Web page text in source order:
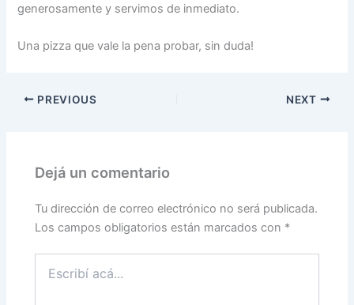
generosamente y servimos de inmediato.
Una pizza que vale la pena probar, sin duda!
PREVIOUS NEXT
Dejá un comentario
Tu dirección de correo electrónico no será publicada.
Los campos obligatorios están marcados con *
acá...